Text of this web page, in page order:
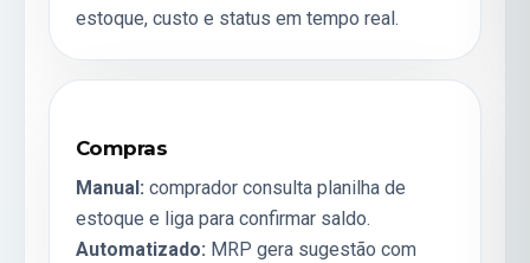
estoque, custo e status em tempo real.
Compras
Manual: comprador consulta planilha de
estoque e liga para confirmar saldo.
Automatizado: MRP gera sugestão com